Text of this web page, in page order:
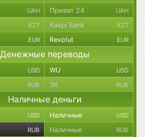
UAH Приват 24 UAH
KZT Kaspi Bank KZT
EUR Revolut EUR
Денежные переводы
USD WU USD
RUB ЗК RUB
Наличные деньги
USD Наличные USD
RUB Наличные RUB